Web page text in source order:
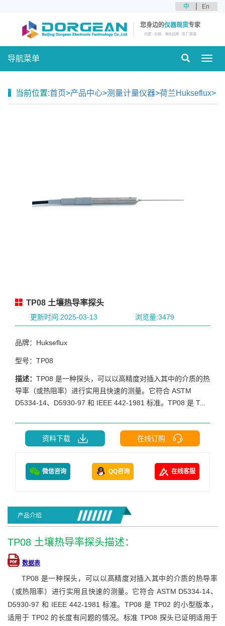
中 En
您身边的仪器现货专家
代理 分销 海外品牌 原厂原装
导航菜单
当前位置:首页>产品中心>测量计量仪器>荷兰Hukseflux>
TP08 土壤热导率探头
更新时间:2025-03-13 浏览量:3479
品牌：Hukseflux
型号：TP08
描述： TP08 是一种探头，可以以高精度对插入其中的介质的热
导率（或热阻率）进行实用且快速的测量。它符合 ASTM
D5334-14、D5930-97 和 IEEE 442-1981 标准。TP08 是 T...
资料下载 在线订购
微信咨询 QQ咨询 在线客服
产品介绍
TP08 土壤热导率探头描述：
数据表
TP08 是一种探头，可以以高精度对插入其中的介质的热导率
（或热阻率）进行实用且快速的测量。它符合 ASTM D5334-14、
D5930-97 和 IEEE 442-1981 标准。TP08 是 TP02 的小型版本，
适用于 TP02 的长度有问题的情况。标准 TP08 探头已证明适用于